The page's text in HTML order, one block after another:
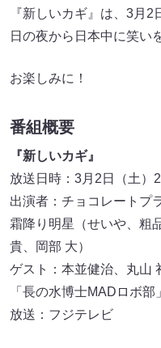
『新しいカギ』は、3月
日の夜から日本中に笑い
お楽しみに！
番組概要
『新しいカギ』
放送日時：3月2日（土）
出演者：チョコレートプ
霜降り明星（せいや、粗
貴、岡部 大）
ゲスト：本並健治、丸
「長の水博士MADロボ
放送：フジテレビ